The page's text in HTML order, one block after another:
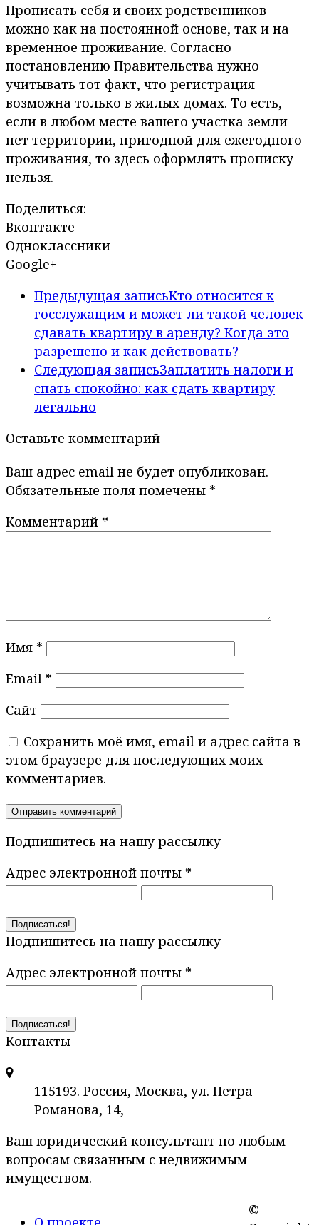
Прописать себя и своих родственников
можно как на постоянной основе, так и на
временное проживание. Согласно
постановлению Правительства нужно
учитывать тот факт, что регистрация
возможна только в жилых домах. То есть,
если в любом месте вашего участка земли
нет территории, пригодной для ежегодного
проживания, то здесь оформлять прописку
нельзя.
Поделиться:
Вконтакте
Одноклассники
Google+
Предыдущая записьКто относится к
госслужащим и может ли такой человек
сдавать квартиру в аренду? Когда это
разрешено и как действовать?
Следующая записьЗаплатить налоги и
спать спокойно: как сдать квартиру
легально
Оставьте комментарий
Ваш адрес email не будет опубликован.
Обязательные поля помечены *
Комментарий *
Имя *
Email *
Сайт
Сохранить моё имя, email и адрес сайта в
этом браузере для последующих моих
комментариев.
Подпишитесь на нашу рассылку
Адрес электронной почты *
Подпишитесь на нашу рассылку
Адрес электронной почты *
Контакты
115193. Россия, Москва, ул. Петра
Романова, 14,
Ваш юридический консультант по любым
вопросам связанным с недвижимым
имуществом.
©